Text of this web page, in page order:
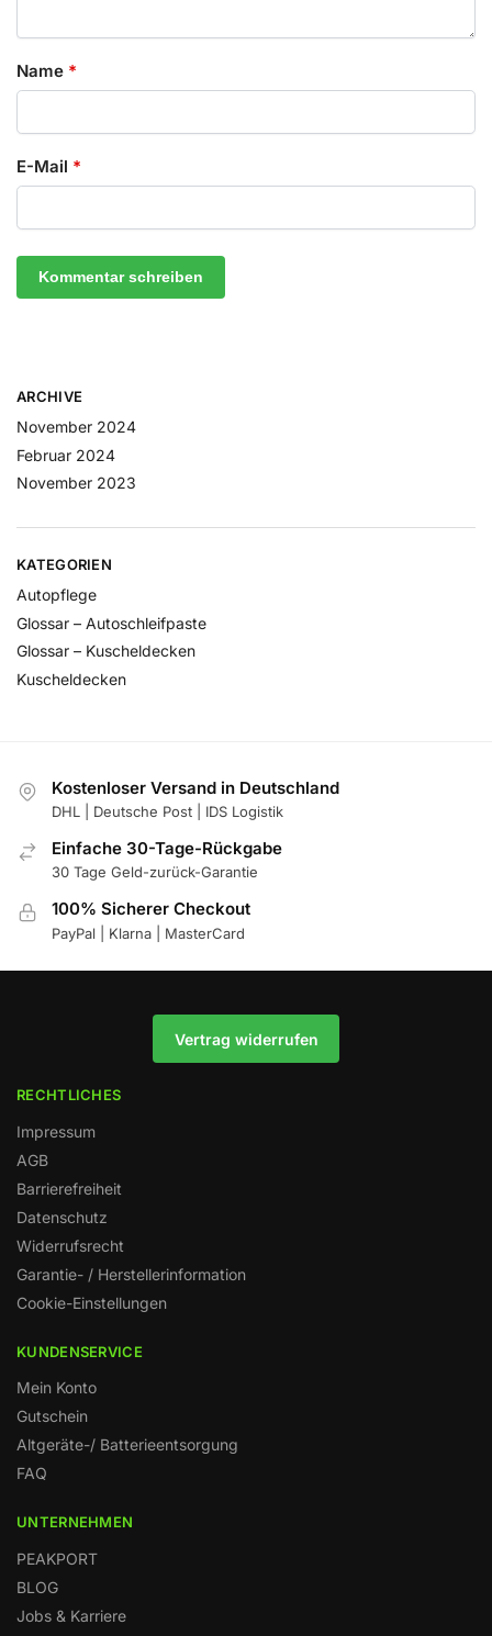
Name *
E-Mail *
ARCHIVE
November 2024
Februar 2024
November 2023
KATEGORIEN
Autopflege
Glossar – Autoschleifpaste
Glossar – Kuscheldecken
Kuscheldecken
Kostenloser Versand in Deutschland
DHL | Deutsche Post | IDS Logistik
Einfache 30-Tage-Rückgabe
30 Tage Geld-zurück-Garantie
100% Sicherer Checkout
PayPal | Klarna | MasterCard
Vertrag widerrufen
RECHTLICHES
Impressum
AGB
Barrierefreiheit
Datenschutz
Widerrufsrecht
Garantie- / Herstellerinformation
Cookie-Einstellungen
KUNDENSERVICE
Mein Konto
Gutschein
Altgeräte-/ Batterieentsorgung
FAQ
UNTERNEHMEN
PEAKPORT
BLOG
Jobs & Karriere